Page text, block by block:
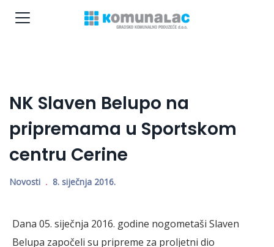
NK Slaven Belupo na
pripremama u Sportskom
centru Cerine
Novosti 8. siječnja 2016.
Dana 05. siječnja 2016. godine nogometaši Slaven
Belupa započeli su pripreme za proljetni dio